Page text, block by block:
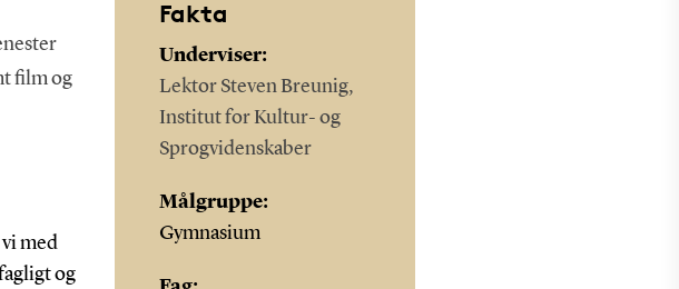
film og
med
og
Fakta
Underviser:
Lektor Steven Breunig,
Institut for Kultur- og
Sprogvidenskaber
Målgruppe:
Gymnasium